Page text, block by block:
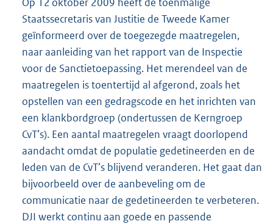
Staatssecretaris van Justitie de Tweede Kamer
geïnformeerd over de toegezegde maatregelen,
naar aanleiding van het rapport van de Inspectie
voor de Sanctietoepassing. Het merendeel van de
maatregelen is toentertijd al afgerond, zoals het
opstellen van een gedragscode en het inrichten van
een klankbordgroep (ondertussen de Kerngroep
CvT’s). Een aantal maatregelen vraagt doorlopend
aandacht omdat de populatie gedetineerden en de
leden van de CvT’s blijvend veranderen. Het gaat dan
bijvoorbeeld over de aanbeveling om de
communicatie naar de gedetineerden te verbeteren.
DJI werkt continu aan goede en passende